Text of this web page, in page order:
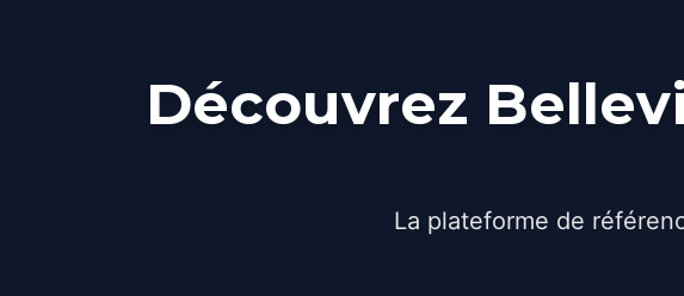
Découvrez
La plateforme de